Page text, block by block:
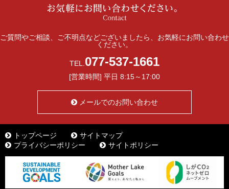
ご質問やご相談、ご不明点などございましたら、お気軽にお問い合わせ
ください。
TEL. 077-537-1661
[営業時間] 平日 8:15～17:00
メールでのお問い合わせ
トップページ
サイトマップ
プライバシーポリシー
サイトポリシー